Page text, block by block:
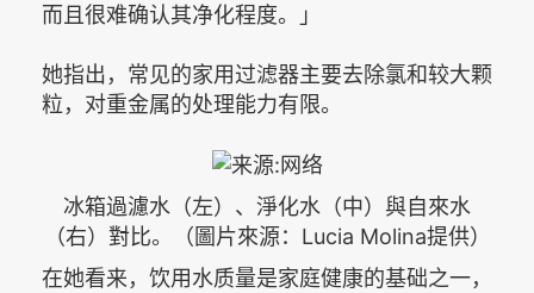
而且很难确认其净化程度。」
她指出，常见的家用过滤器主要去除氯和较大颗
粒，对重金属的处理能力有限。
冰箱過濾水（左）、淨化水（中）與自來水
（右）對比。（圖片來源：Lucia Molina提供）
在她看来，饮用水质量是家庭健康的基础之一，